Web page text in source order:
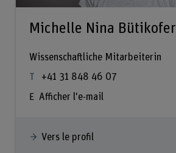
Michelle Nina Bütikofer
Wissenschaftliche Mitarbeiterin
+41 31 848 46 07
Afficher l'e-mail
Vers le profil